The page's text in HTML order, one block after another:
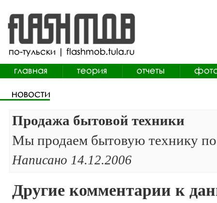
Продажа бытовой техники
Мы продаем бытовую технику
Написано 14.12.2006
Другие комментарии к